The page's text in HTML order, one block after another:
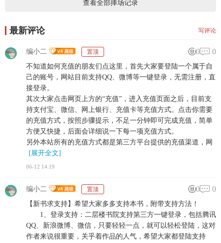
查看全部捧场记录
最新评论 写评论
编小二 置顶 0 0
不知道如何充值的朋友们点这里，首先大家要登陆一个属于自
己的账号，网站目前支持QQ、微博等一键登录，无需注册，直
接登录。
其次大家点击网页上方的“充值”，进入充值页面之后，目前支
持支付宝、微信、网上银行、充值卡等充值方式。点击你需要
的充值方式，按照步骤提示，不足一分钟即可完成充值，简单
方便又快捷，后面会详细说一下每一项充值方式。
另外本站所有的充值方式都是第三方平台提供的充值渠道，网
[展开全文]
06-12 14:19
编小二 置顶 0 0
【新书求支持】希望大家多多支持本书，附带支持方法！
1、登录支持：二层楼书院支持第三方一键登录，包括腾讯
QQ、新浪微博、微信，只要轻轻一点，就可以轻松登陆，这对
作者来说很重要，关乎着作品的人气，希望大家都登陆支持